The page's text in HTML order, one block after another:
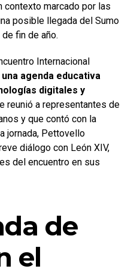
contexto marcado por las
posible llegada del Sumo
fin de año.
Internacional
agenda educativa
digitales y
reunió a representantes de
y que contó con la
jornada, Pettovello
diálogo con León XIV,
del encuentro en sus
de
el